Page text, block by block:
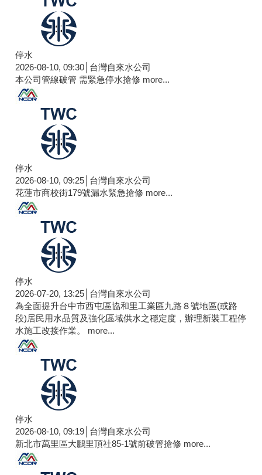
停水
2026-08-10, 09:30│台灣自來水公司
本公司管線破管 需緊急停水搶修 more...
停水
2026-08-10, 09:25│台灣自來水公司
花蓮市商校街179號漏水緊急搶修 more...
停水
2026-07-20, 13:25│台灣自來水公司
為全面提升台中市西屯區協和里工業區九路８號地區(或路
段)居民用水品質及強化區域供水之穩定度，辦理新裝工程停
水施工改接作業。 more...
停水
2026-08-10, 09:19│台灣自來水公司
新北市萬里區大鵬里頂社85-1號前破管搶修 more...